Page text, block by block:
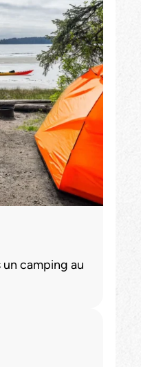
un camping au